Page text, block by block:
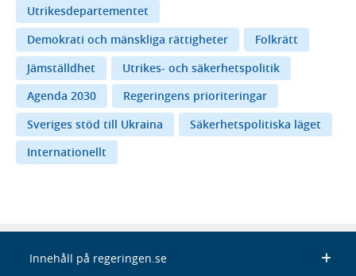
Utrikesdepartementet
Demokrati och mänskliga rättigheter
Folkrätt
Jämställdhet
Utrikes- och säkerhetspolitik
Agenda 2030
Regeringens prioriteringar
Sveriges stöd till Ukraina
Säkerhetspolitiska läget
Internationellt
Innehåll på regeringen.se